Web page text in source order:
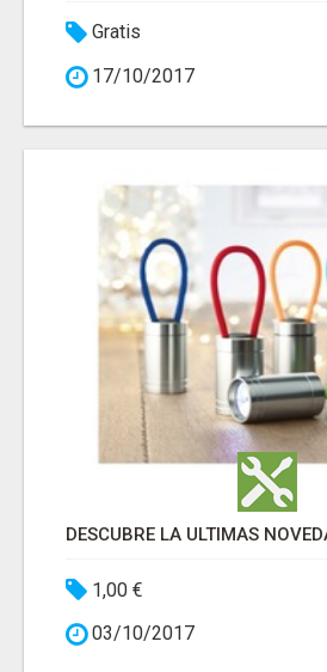
Gratis
17/10/2017
1,00 €
03/10/2017